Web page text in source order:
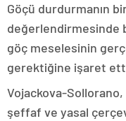
Göçü durdurmanın
değerlendirmesinde
göç meselesinin
gerektiğine işaret
Vojackova-
şeffaf ve yasal